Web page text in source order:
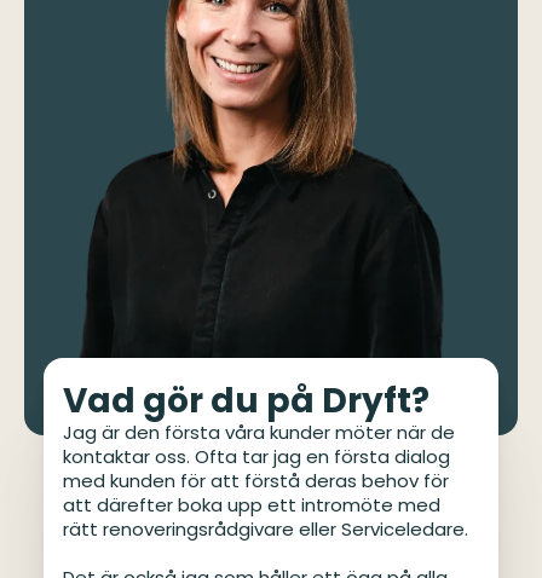
Vad gör du på Dryft?
Jag är den första våra kunder möter när de
kontaktar oss. Ofta tar jag en första dialog
med kunden för att förstå deras behov för
att därefter boka upp ett intromöte med
rätt renoveringsrådgivare eller Serviceledare.